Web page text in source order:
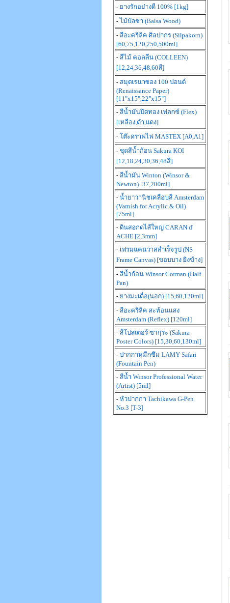
- ยางรักอย่างดี 100% [1kg]
-ไม้บัลซ่า (Balsa Wood)
- สีอะคริลิค ศิลปากร (Silpakorn)
[60,75,120,250,500ml]
- สีไม้ คอลลีน (COLLEEN)
[12,24,36,48,60สี]
- สมุดเรนาซอง 100 ปอนด์
(Renaissance Paper)
[11"x15",22"x15"]
- สีน้ำมันปิดทอง เฟลกซ์ (Flex)
[เหลือง,ดำ,แดง]
- โต๊ะดราฟไฟ MASTEX [A0,A1]
- ชุดสีน้ำก้อน Sakura KOI
[12,18,24,30,36,48สี]
- สีน้ำมัน Winton (Winsor &
Newton) [37,200ml]
- น้ำยาวานิชเคลือบสี Amsterdam
(Varnish for Acrylic & Oil)
[75ml]
- ดินสอกดไส้ใหญ่ CARAN d'
ACHE [2,3mm]
- เฟรมแคนวาสสำเร็จรูป (NS
Frame Canvas) [ขอบบาง ยิงข้าง]
- สีน้ำก้อน Winsor Cotman (Half
Pan)
- ยางมะเดื่อ(นอก) [15,60,120ml]
- สีอะคริลิค สะท้อนแสง
Amsterdam (Reflex) [120ml]
- สีโปสเตอร์ ซากุระ (Sakura
Poster Colors) [15,30,60,130ml]
- ปากกาหมึกซึม LAMY Safari
(Fountain Pen)
- สีน้ำ Winsor Professional Water
(Artist) [5ml]
- หัวปากกา Tachikawa G-Pen
No.3 [T-3]